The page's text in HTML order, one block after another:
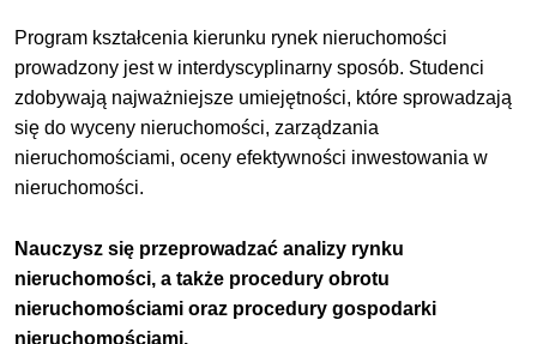
Program kształcenia kierunku rynek nieruchomości
prowadzony jest w interdyscyplinarny sposób. Studenci
zdobywają najważniejsze umiejętności, które sprowadzają
się do wyceny nieruchomości, zarządzania
nieruchomościami, oceny efektywności inwestowania w
nieruchomości.
Nauczysz się przeprowadzać analizy rynku
nieruchomości, a także procedury obrotu
nieruchomościami oraz procedury gospodarki
nieruchomościami.